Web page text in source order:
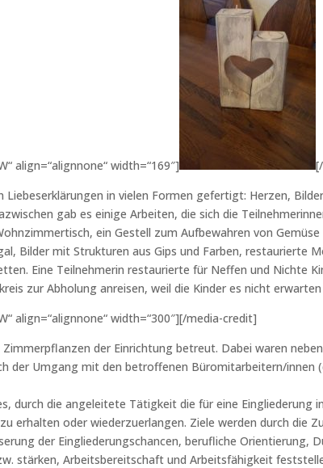
align=“alignnone“ width=“169″]
Liebeserklärungen in vielen Formen gefertigt: Herzen,
gab es einige Arbeiten, die sich die
ein Gestell zum Aufbewahren von
Bilder mit Strukturen aus Gips und Farben, restaurierte
Eine Teilnehmerin restaurierte für Neffen und Nichte
zur Abholung anreisen, weil die Kinder es nicht
align=“alignnone“ width=“300″][/media-credit]
der Einrichtung betreut. Dabei waren
der Umgang mit den betroffenen Büromitarbeitern/innen
durch die angeleitete Tätigkeit die für eine Eingliederung
erhalten oder wiederzuerlangen. Ziele werden durch die
der Eingliederungschancen, berufliche Orientierung,
stärken, Arbeitsbereitschaft und Arbeitsfähigkeit